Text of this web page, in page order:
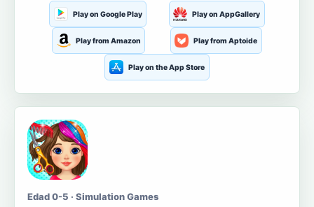
Play on Google Play Play on AppGallery
Play from Amazon Play from Aptoide
Play on the App Store
Edad 0-5 · Simulation Games